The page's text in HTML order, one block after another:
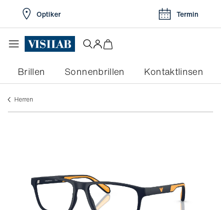
Optiker Termin
Brillen Sonnenbrillen Kontaktlinsen
herren